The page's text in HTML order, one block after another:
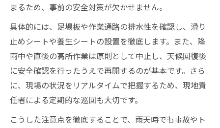
まるため、事前の安全対策が欠かせません。
具体的には、足場板や作業通路の排水性を確認し、滑り
止めシートや養生シートの設置を徹底します。また、降
雨中や直後の高所作業は原則として中止し、天候回復後
に安全確認を行ったうえで再開するのが基本です。さら
に、現場の状況をリアルタイムで把握するため、現地責
任者による定期的な巡回も大切です。
こうした注意点を徹底することで、雨天時でも事故やト